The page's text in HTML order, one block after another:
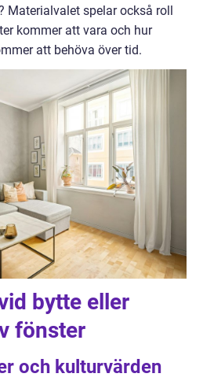
Materialvalet spelar också roll
kommer att vara och hur
att behöva över tid.
bytte eller
fönster
och kulturvärden